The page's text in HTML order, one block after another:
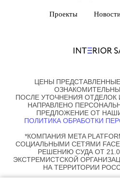
Проекты
ЦЕНЫ
ПОСЛЕ УТОЧНЕНИЯ ОТДЕЛОК
НАПРАВЛЕНО
ПРЕДЛОЖЕНИЕ ОТ
ПОЛИТИКА ОБРАБОТКИ
*КОМПАНИЯ META
СОЦИАЛЬНЫМИ СЕТЯМИ
РЕШЕНИЮ СУДА ОТ
ЭКСТРЕМИСТСКОЙ
НА ТЕРРИТОРИИ